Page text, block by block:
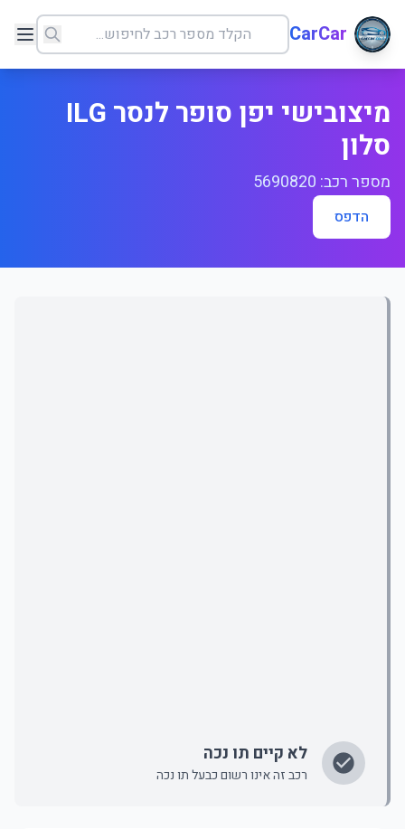
CarCar
מיצובישי יפן סופר לנסר ILG
סלון
מספר רכב: 5690820
הדפס
לא קיים תו נכה
רכב זה אינו רשום כבעל תו נכה